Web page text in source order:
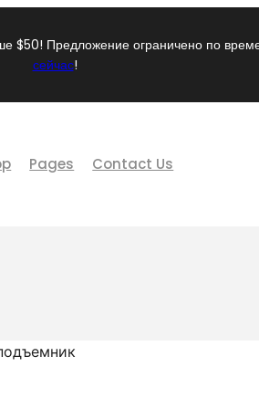
$50! Предложение ограничено по
сейчас!
Pages Contact Us